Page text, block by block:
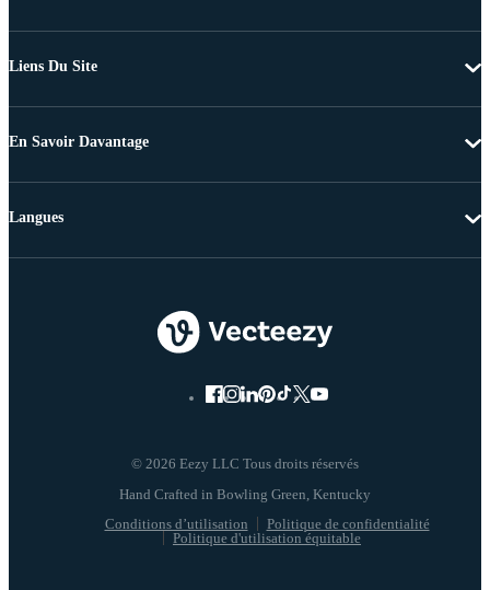
Liens Du Site
En Savoir Davantage
© 2026 Eezy LLC Tous droits réservés
Conditions d’utilisation
Politique de confidentialité
Politique d'utilisation équitable
Langues